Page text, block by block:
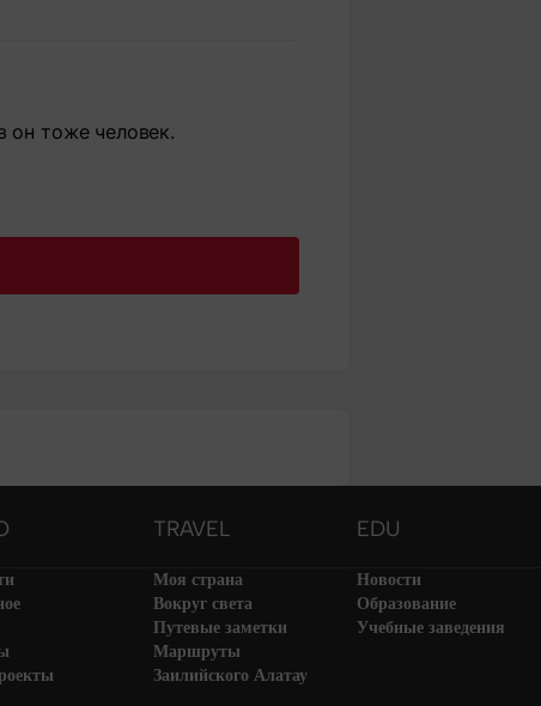
он тоже человек.
TRAVEL EDU
Моя страна
Вокруг света
Путевые заметки
Маршруты
Заилийского Алатау
Новости
Образование
Учебные заведения